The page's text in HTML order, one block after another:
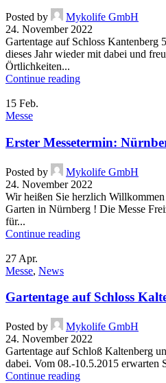
Posted by
Mykolife GmbH
24. November 2022
Gartentage auf Schloss Kantenberg
dieses Jahr wieder mit dabei und
Örtlichkeiten...
Continue reading
15 Feb.
Messe
Erster Messetermin:
Posted by
Mykolife GmbH
24. November 2022
Wir heißen Sie herzlich
Garten in Nürnberg ! Die Messe
für...
Continue reading
27 Apr.
Messe, News
Gartentage auf Schloss
Posted by
Mykolife GmbH
24. November 2022
Gartentage auf Schloß Kaltenberg
dabei. Vom 08.-10.5.2015 erwarten
Continue reading